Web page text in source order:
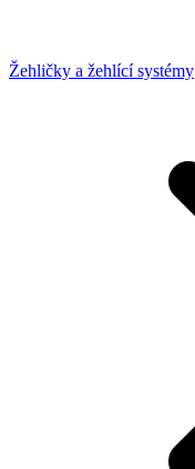
Žehličky a žehlící systémy